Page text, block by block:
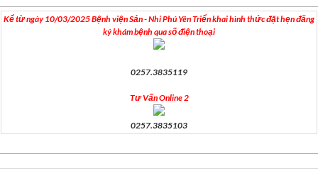
Kể từ ngày 10/03/2025 Bệnh viện Sản - Nhi Phú Yên Triển khai hình thức đặt hẹn đăng
ký khám bệnh qua số điện thoại
0257.3835119
Tư Vấn Online 2
0257.3835103